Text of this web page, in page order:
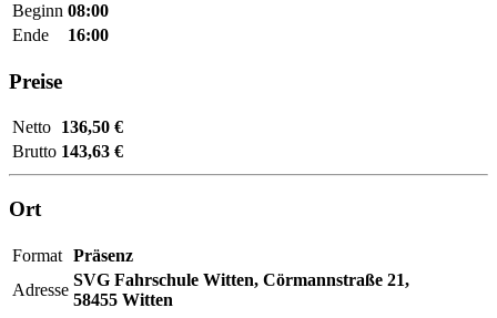
Beginn 08:00
Ende
16:00
Preise
Netto 136,50 €
Brutto 143,63 €
Ort
Format Präsenz
Adresse
SVG Fahrschule Witten, Cörmannstraße 21,
58455 Witten